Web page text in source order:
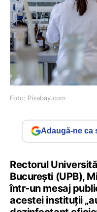
Foto: Pixabay.com
Adaugă-ne ca
Rectorul
Bucureşti (UPB),
într-un mesaj
acestei instituții